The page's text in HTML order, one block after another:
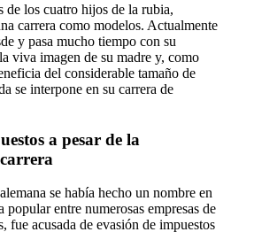
los cuatro hijos de la rubia,
carrera como modelos. Actualmente
y pasa mucho tiempo con su
viva imagen de su madre y, como
del considerable tamaño de
se interpone en su carrera de
a pesar de la
se había hecho un nombre en
popular entre numerosas empresas de
fue acusada de evasión de impuestos